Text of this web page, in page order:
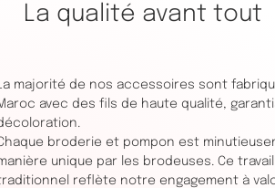
La qualité avant tout
majorité de nos accessoires sont
avec des fils de haute qualité,
broderie et pompon est
unique par les brodeuses. Ce
reflète notre engagement à